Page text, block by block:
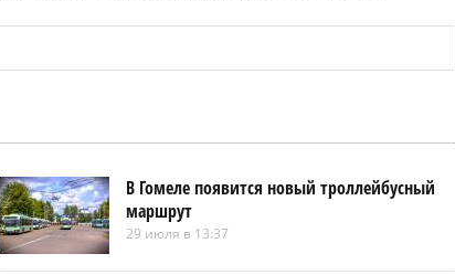
В Гомеле появится новый троллейбусный
маршрут
29 июля в 13:37